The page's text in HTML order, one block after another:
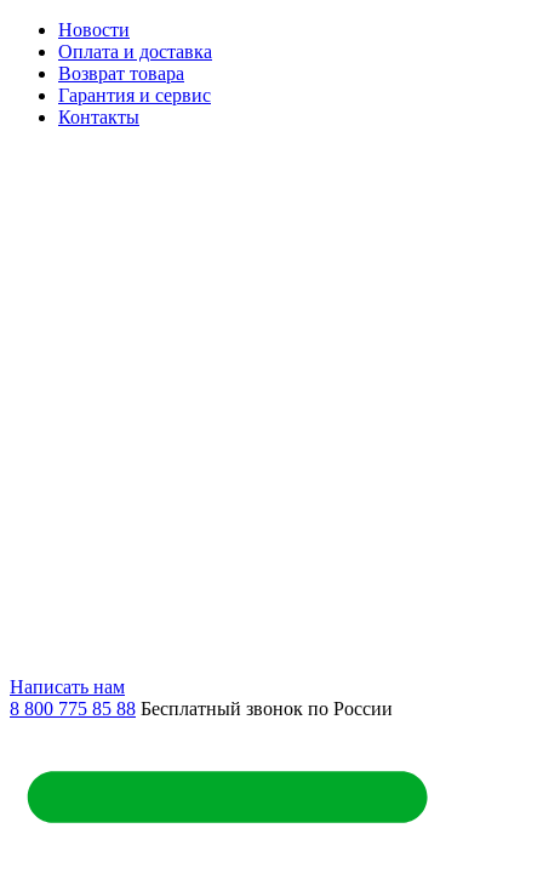
Новости
Оплата и доставка
Возврат товара
Гарантия и сервис
Контакты
Написать нам
8 800 775 85 88 Бесплатный звонок по России